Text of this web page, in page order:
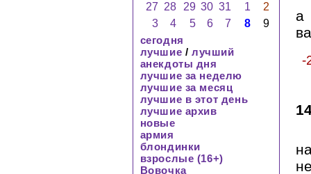
а
-
27 28 29 30 31 1
2
3
4 5 6 7 8
9
сегодня
лучшие / лучший
анекдоты дня
лучшие за неделю
лучшие за месяц
лучшие в этот день
лучшие архив
новые
армия
блондинки
взрослые (16+)
Вовочка